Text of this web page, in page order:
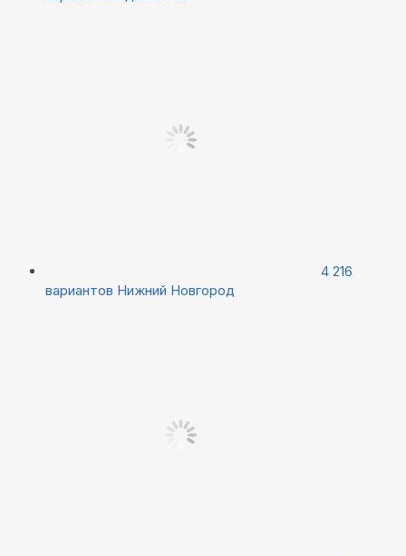
4 216
вариантов Нижний Новгород